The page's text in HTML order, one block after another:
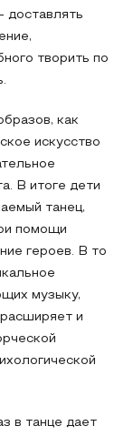
доставлять
творить по
как
искусство
В итоге дети
танец,
помощи
героев. В то
музыку,
и
в танце дает